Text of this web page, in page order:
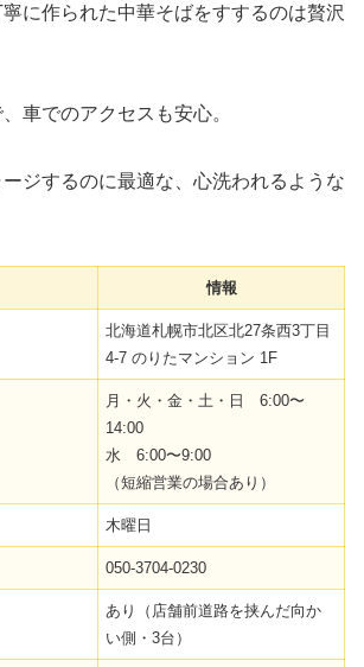
に作られた中華そばをすするのは贅沢
車でのアクセスも安心。
ジするのに最適な、心洗われるような
情報
北海道札幌市北区北27条西3丁目
4-7 のりたマンション 1F
月・火・金・土・日 6:00〜
14:00
水 6:00〜9:00
（短縮営業の場合あり）
木曜日
050-3704-0230
あり（店舗前道路を挟んだ向か
い側・3台）